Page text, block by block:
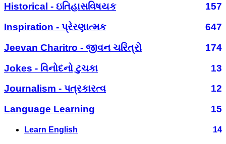
Historical - ઇતિહાસવિષયક
157
Inspiration - પ્રેરણાત્મક
647
Jeevan Charitro - જીવન ચરિત્રો
174
Jokes - વિનોદનો ટુચકા
13
Journalism - પત્રકારત્વ
12
Language Learning
15
Learn English 14